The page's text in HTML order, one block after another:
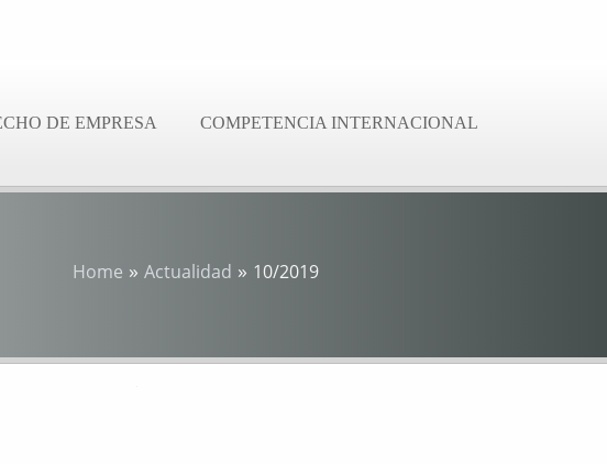
DE EMPRESA COMPETENCIA INTERNACIONAL
Home » Actualidad » 10/2019